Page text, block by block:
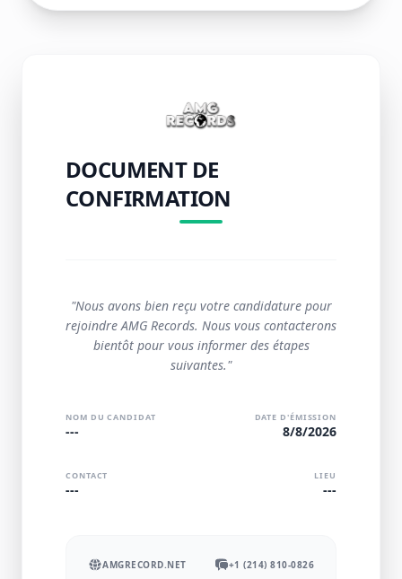
DOCUMENT DE
CONFIRMATION
"Nous avons bien reçu votre candidature pour
rejoindre AMG Records. Nous vous contacterons
bientôt pour vous informer des étapes
suivantes."
NOM DU CANDIDAT
---
DATE D'ÉMISSION
8/8/2026
CONTACT
---
LIEU
---
AMGRECORD.NET +1 (214) 810-0826